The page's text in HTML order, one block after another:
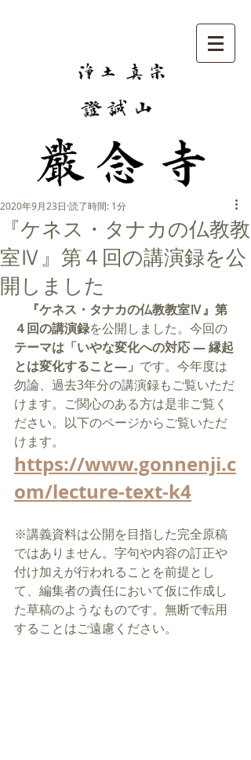
『ケネス・タナカの仏教教
室Ⅳ』第４回の講演録を公
開しました
2020年9月23日 読了時間: 1分
『ケネス・タナカの仏教教室Ⅳ』第
４回の講演録を公開しました。今回の
テーマは「いやな変化への対応 ― 縁起
とは変化すること―」 です。今年度は
勿論、過去3年分の講演録もご覧いただ
けます。ご関心のある方は是非ご覧く
ださい。以下のページからご覧いただ
けます。
https://www.gonnenji.c
om/lecture-text-k4
※講義資料は公開を目指した完全原稿
ではありません。字句や内容の訂正や
付け加えが行われることを前提とし
て、編集者の責任において仮に作成し
た草稿のようなものです。無断で転用
することはご遠慮ください。